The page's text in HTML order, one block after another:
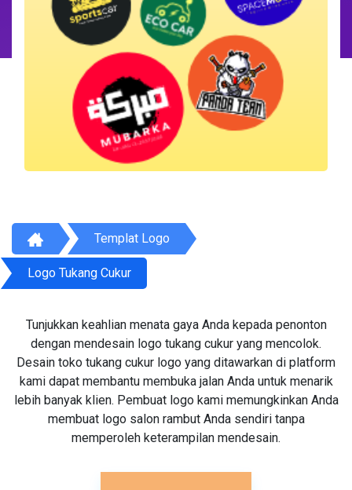
Templat Logo
Logo Tukang Cukur
Tunjukkan keahlian menata gaya Anda kepada penonton
dengan mendesain logo tukang cukur yang mencolok.
Desain toko tukang cukur logo yang ditawarkan di platform
kami dapat membantu membuka jalan Anda untuk menarik
lebih banyak klien. Pembuat logo kami memungkinkan Anda
membuat logo salon rambut Anda sendiri tanpa
memperoleh keterampilan mendesain.